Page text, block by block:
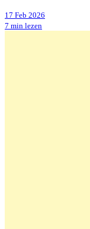
17 Feb 2026
7 min lezen